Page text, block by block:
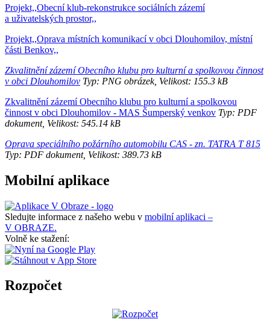
Projekt,,Obecní klub-rekonstrukce sociálních zázemí
a uživatelských prostor,,
Projekt,,Oprava místních komunikací v obci Dlouhomilov, místní
části Benkov,,
Zkvalitnění zázemí Obecního klubu pro kulturní a spolkovou činnost
v obci Dlouhomilov Typ: PNG obrázek, Velikost: 155.3 kB
Zkvalitnění zázemí Obecního klubu pro kulturní a spolkovou
činnost v obci Dlouhomilov - MAS Šumperský venkov Typ: PDF
dokument, Velikost: 545.14 kB
Oprava speciálního požárního automobilu CAS - zn. TATRA T 815
Typ: PDF dokument, Velikost: 389.73 kB
Mobilní aplikace
Sledujte informace z našeho webu v mobilní aplikaci –
V OBRAZE.
Volně ke stažení:
Rozpočet